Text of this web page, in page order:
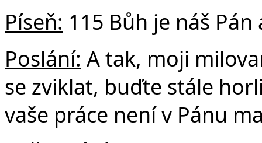
Píseň: 115 Bůh je náš Pán
Poslání: A tak, moji
se zviklat, buďte stále
vaše práce není v Pánu